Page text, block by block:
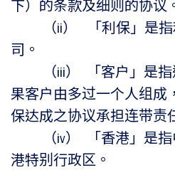
下）的条款及细则的协议
（ii） 「利保」是指
司。
（iii） 「客户」是指
果客户由多过一个人组成
保达成之协议承担连带责
（iv） 「香港」是指
港特别行政区。